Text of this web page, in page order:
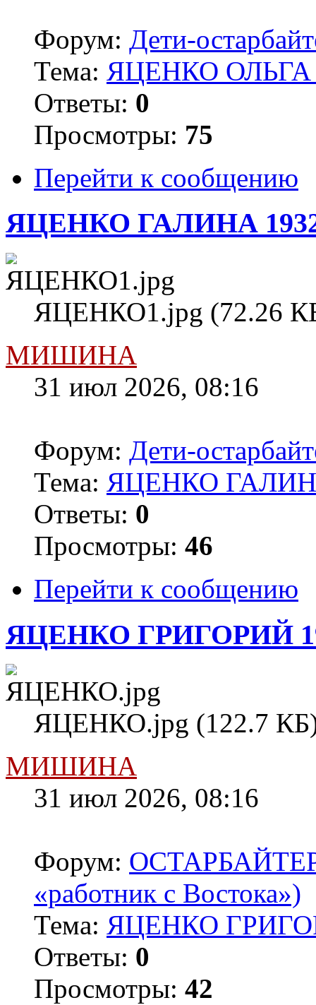
Форум: Дети-
Тема: ЯЦЕНКО ОЛЬГА
Ответы: 0
Просмотры: 75
Перейти к сообщению
ЯЦЕНКО ГАЛИНА
ЯЦЕНКО1.jpg (72.26
МИШИНА
31 июл 2026, 08:16
Форум: Дети-
Тема: ЯЦЕНКО
Ответы: 0
Просмотры: 46
Перейти к сообщению
ЯЦЕНКО ГРИГОРИЙ
ЯЦЕНКО.jpg (122.7
МИШИНА
31 июл 2026, 08:16
Форум:
«работник с Востока»)
Тема: ЯЦЕНКО
Ответы: 0
Просмотры: 42